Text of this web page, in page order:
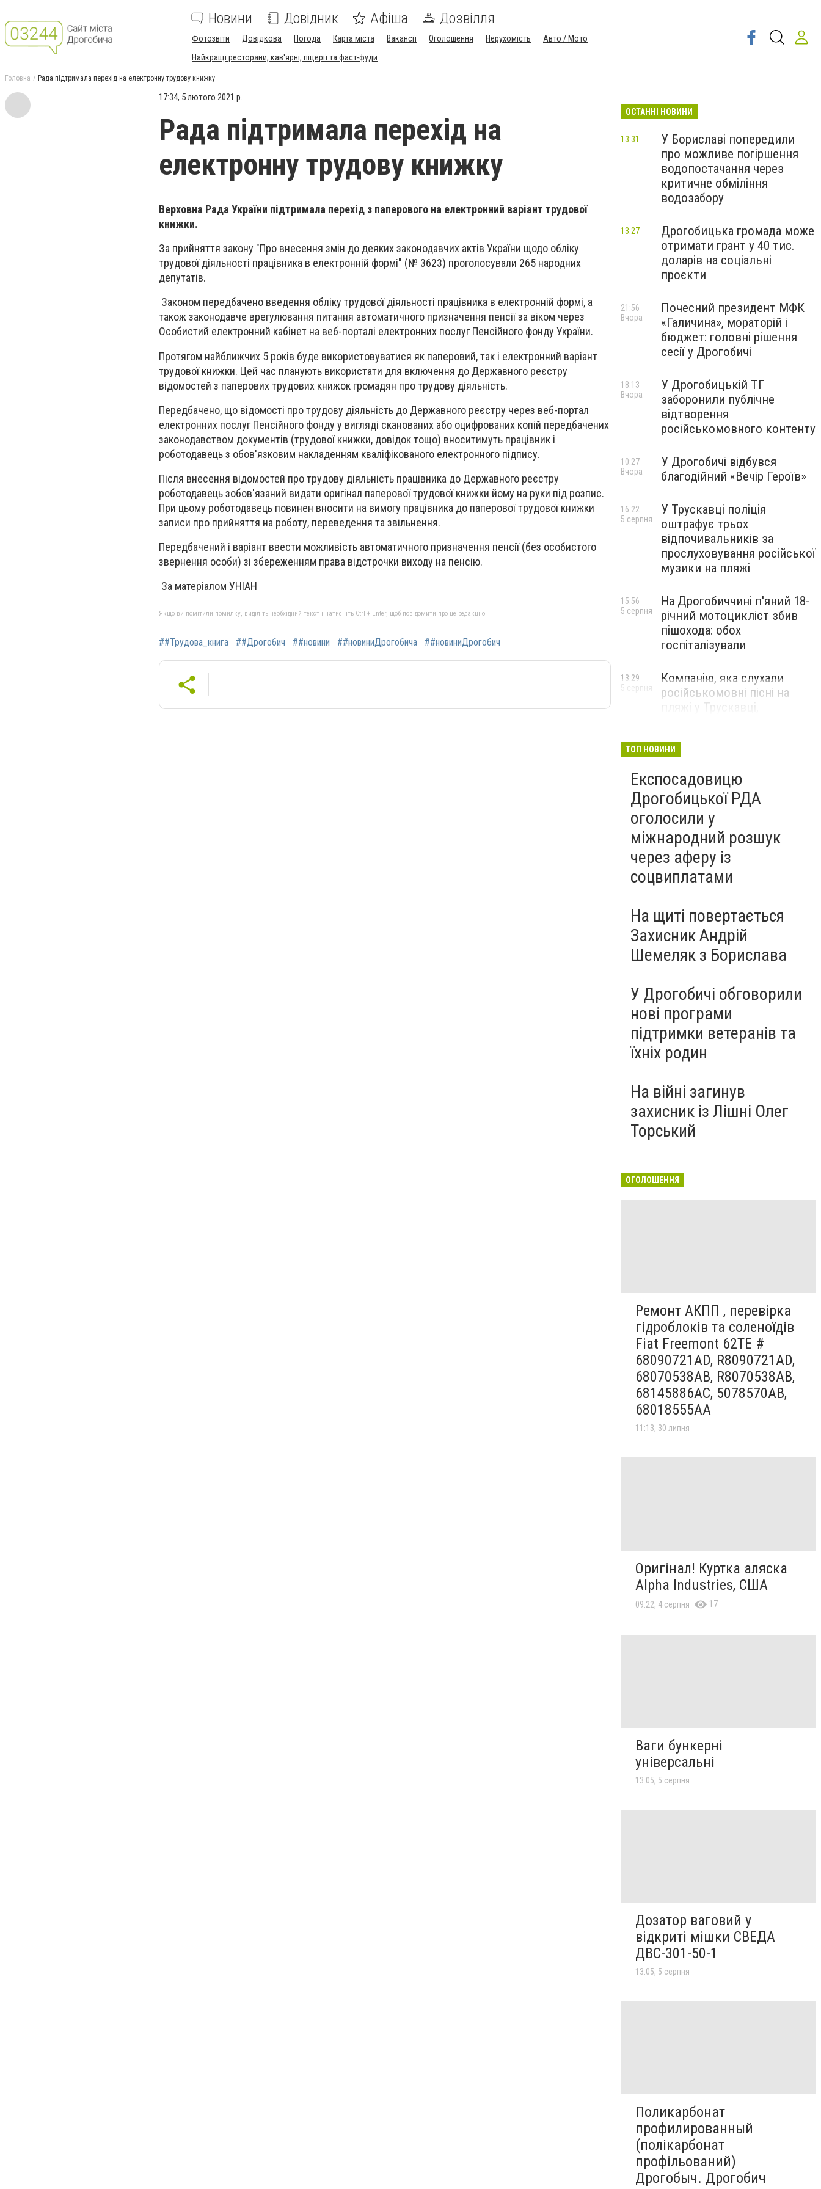
Новини Довідник Афіша Дозвілля
Фотозвіти Довідкова Погода Карта міста Вакансії Оголошення Нерухомість
Авто / Мото
Найкращі ресторани, кав'ярні, піцерії та фаст-фуди
Головна Рада підтримала перехід на електронну трудову книжку
17:34, 5 лютого 2021 р.
Рада підтримала перехід на
електронну трудову книжку
Верховна Рада України підтримала перехід з паперового на електронний варіант трудової
книжки.
За прийняття закону "Про внесення змін до деяких законодавчих актів України щодо обліку
трудової діяльності працівника в електронній формі" (№ 3623) проголосували 265 народних
депутатів.
Законом передбачено введення обліку трудової діяльності працівника в електронній формі, а
також законодавче врегулювання питання автоматичного призначення пенсії за віком через
Особистий електронний кабінет на веб-порталі електронних послуг Пенсійного фонду України.
Протягом найближчих 5 років буде використовуватися як паперовий, так і електронний варіант
трудової книжки. Цей час планують використати для включення до Державного реєстру
відомостей з паперових трудових книжок громадян про трудову діяльність.
Передбачено, що відомості про трудову діяльність до Державного реєстру через веб-портал
електронних послуг Пенсійного фонду у вигляді сканованих або оцифрованих копій передбачених
законодавством документів (трудової книжки, довідок тощо) вноситимуть працівник і
роботодавець з обов'язковим накладенням кваліфікованого електронного підпису.
Після внесення відомостей про трудову діяльність працівника до Державного реєстру
роботодавець зобов'язаний видати оригінал паперової трудової книжки йому на руки під розпис.
При цьому роботодавець повинен вносити на вимогу працівника до паперової трудової книжки
записи про прийняття на роботу, переведення та звільнення.
Передбачений і варіант ввести можливість автоматичного призначення пенсії (без особистого
звернення особи) зі збереженням права відстрочки виходу на пенсію.
За матеріалом УНІАН
Якщо ви помітили помилку, виділіть необхідний текст і натисніть Ctrl + Enter, щоб повідомити про це редакцію
##Трудова_книга ##Дрогобич ##новини ##новиниДрогобича ##новиниДрогобич
ОСТАННІ НОВИНИ
У Бориславі попередили
про можливе погіршення
водопостачання через
критичне обміління
водозабору
13:31
Дрогобицька громада може
отримати грант у 40 тис.
доларів на соціальні
проєкти
13:27
Почесний президент МФК
«Галичина», мораторій і
бюджет: головні рішення
сесії у Дрогобичі
21:56
Вчора
У Дрогобицькій ТГ
заборонили публічне
відтворення
російськомовного контенту
18:13
Вчора
У Дрогобичі відбувся
благодійний «Вечір Героїв»
10:27
Вчора
У Трускавці поліція
оштрафує трьох
відпочивальників за
прослуховування російської
музики на пляжі
16:22
5 серпня
На Дрогобиччині п'яний 18-
річний мотоцикліст збив
пішохода: обох
госпіталізували
15:56
5 серпня
Компанію, яка слухали
російськомовні пісні на
пляжі у Трускавці,
13:29
5 серпня
ТОП НОВИНИ
Експосадовицю
Дрогобицької РДА
оголосили у
міжнародний розшук
через аферу із
соцвиплатами
На щиті повертається
Захисник Андрій
Шемеляк з Борислава
У Дрогобичі обговорили
нові програми
підтримки ветеранів та
їхніх родин
На війні загинув
захисник із Лішні Олег
Торський
ОГОЛОШЕННЯ
Ремонт АКПП , перевірка
гідроблоків та соленоїдів
Fiat Freemont 62TE #
68090721AD, R8090721AD,
68070538AB, R8070538AB,
68145886AC, 5078570AB,
68018555AA
11:13, 30 липня
Оригінал! Куртка аляска
Alpha Industries, США
09:22, 4 серпня 17
Ваги бункерні
універсальні
13:05, 5 серпня
Дозатор ваговий у
відкриті мішки СВЕДА
ДВС-301-50-1
13:05, 5 серпня
Поликарбонат
профилированный
(полікарбонат
профільований)
Дрогобыч. Дрогобич